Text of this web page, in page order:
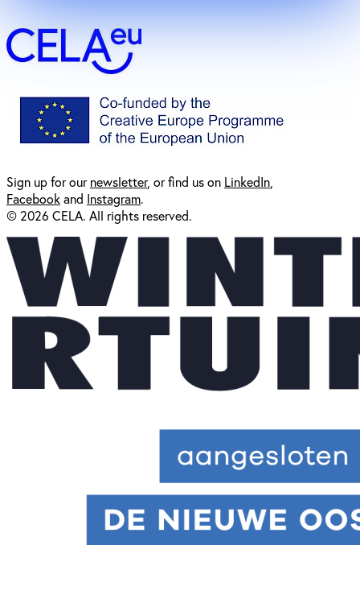
Sign up for ournewsletter, or find us on LinkedIn
Facebookand Instagram.
© 2026 CELA. All rights reserved.